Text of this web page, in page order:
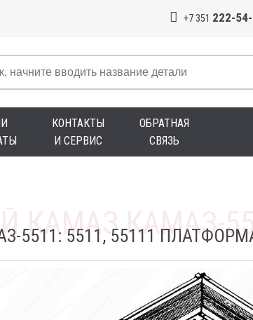
+7 351 222-
КОНТАКТЫ
И СЕРВИС
ОБРАТНАЯ
СВЯЗЬ
5511, 55111